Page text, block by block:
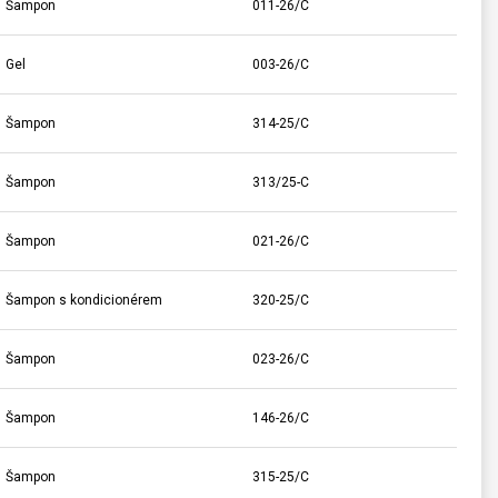
Šampon 011-26/C
Gel 003-26/C
Šampon 314-25/C
Šampon 313/25-C
Šampon 021-26/C
Šampon s kondicionérem 320-25/C
Šampon 023-26/C
Šampon 146-26/C
Šampon 315-25/C